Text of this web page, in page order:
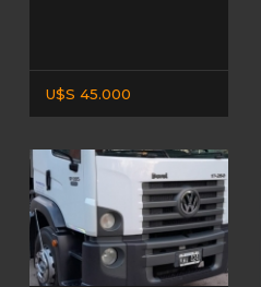
U$S 45.000